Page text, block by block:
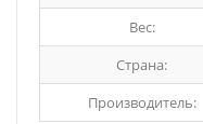
Вес:
Страна:
Производитель: